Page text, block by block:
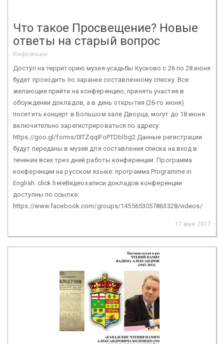
Что такое Просвещение? Новые
ответы на старый вопрос
Конференции
Доступ на территорию музея-усадьбы Кусково с 26 по 28 июня
будет проходить по заранее составленному списку. Все
желающие прийти на конференцию, принять участие в
обсуждении докладов, а в день открытия (26-го июня)
посетить концерт в Большом зале Дворца, могут до 18 июня
включительно зарегистрироваться по адресу:
https://goo.gl/forms/0ITZqqIFoPTDbIbg2 Данные регистрации
будут переданы в музей для составления списка на вход в
течение всех трех дней работы конференции. Программа
конференции на русском языке: программа Programme in
English: click hereВидеозаписи докладов конференции
доступны по ссылке:
https://www.facebook.com/groups/1455653057863328/videos/
17 мая 2017